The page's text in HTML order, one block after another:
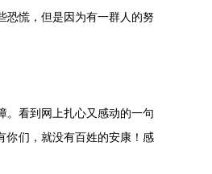
恐慌，但是因为有一群人的努
。看到网上扎心又感动的一句
你们，就没有百姓的安康！感